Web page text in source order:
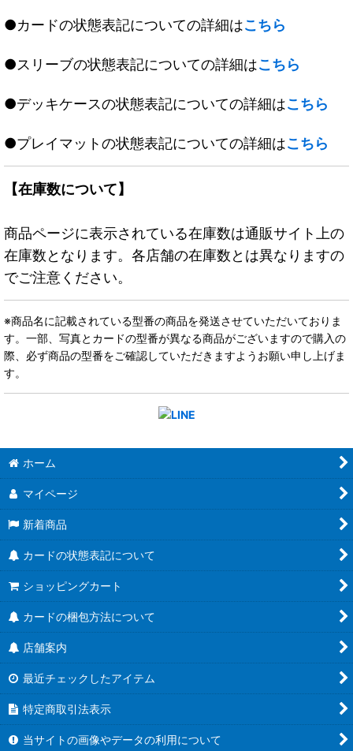
●カードの状態表記についての詳細はこちら
●スリーブの状態表記についての詳細はこちら
●デッキケースの状態表記についての詳細はこちら
●プレイマットの状態表記についての詳細はこちら
【在庫数について】
商品ページに表示されている在庫数は通販サイト上の
在庫数となります。各店舗の在庫数とは異なりますの
でご注意ください。
※商品名に記載されている型番の商品を発送させていただいておりま
す。一部、写真とカードの型番が異なる商品がございますので購入の
際、必ず商品の型番をご確認していただきますようお願い申し上げま
す。
ホーム
マイページ
新着商品
カードの状態表記について
ショッピングカート
カードの梱包方法について
店舗案内
最近チェックしたアイテム
特定商取引法表示
当サイトの画像やデータの利用について